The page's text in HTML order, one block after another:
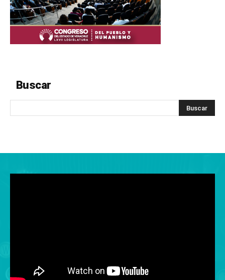
Buscar